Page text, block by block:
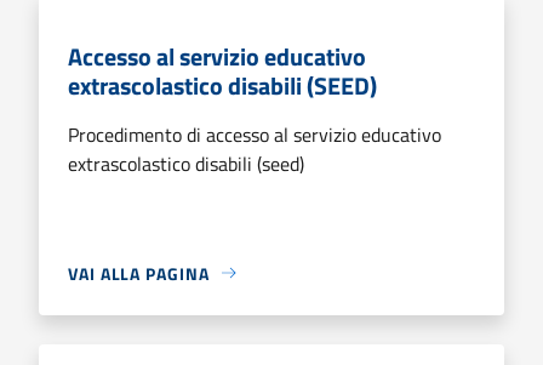
Accesso al servizio educativo
extrascolastico disabili (SEED)
Procedimento di accesso al servizio educativo
extrascolastico disabili (seed)
VAI ALLA PAGINA